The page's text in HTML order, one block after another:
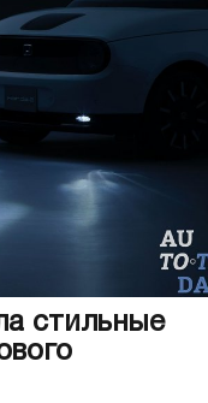
стильные